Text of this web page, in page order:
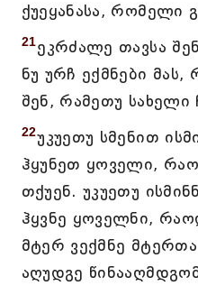
ქუეყანასა, რომელი
21ეკრძალე თავსა
ნუ ურჩ ექმნები
შენ, რამეთუ სახელი
22უკუეთუ სმენით
ჰყუნეთ ყოველი,
თქუენ. უკუეთუ
ჰყვნე ყოველნი,
მტერ ვექმნე
აღუდგე